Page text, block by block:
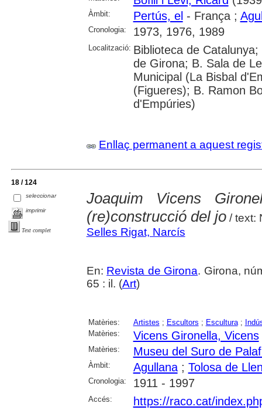
Àmbit: Pertús, el - França ;
Cronologia: 1973, 1976, 1989
Localització: Biblioteca de
de Girona; B. Sala de
Municipal (La Bisbal
(Figueres); B. Ramon
d'Empúries)
Enllaç permanent a aquest
18 / 124
seleccionar
imprimir
Text complet
Joaquim Vicens
(re)construcció del jo/ text:
Selles Rigat, Narcís
En: Revista de Girona. Girona,
65 : il. (Art)
Matèries: Artistes ; Escultors ; Escultura;
Matèries:
Vicens Gironella, Vicens
Matèries: Museu del Suro de
Àmbit: Agullana; Tolosa de
Cronologia: 1911 - 1997
Accés: https://raco.cat/